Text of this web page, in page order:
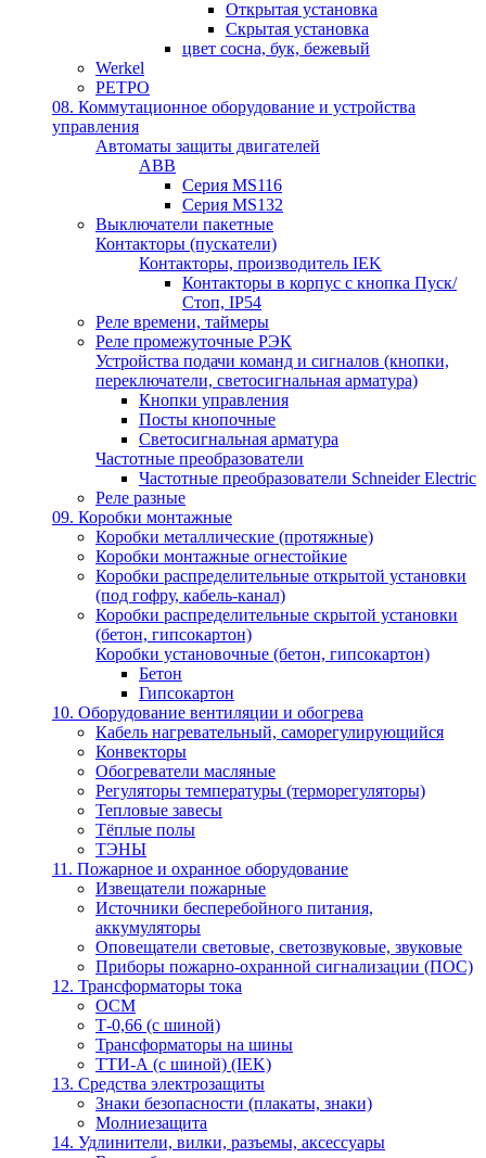
Открытая установка
Скрытая установка
цвет сосна, бук, бежевый
Werkel
РЕТРО
08. Коммутационное оборудование и устройства
управления
Автоматы защиты двигателей
ABB
Серия MS116
Серия MS132
Выключатели пакетные
Контакторы (пускатели)
Контакторы, производитель IEK
Контакторы в корпус с кнопка Пуск/
Стоп, IP54
Реле времени, таймеры
Реле промежуточные РЭК
Устройства подачи команд и сигналов (кнопки,
переключатели, светосигнальная арматура)
Кнопки управления
Посты кнопочные
Светосигнальная арматура
Частотные преобразователи
Частотные преобразователи Schneider Electric
Реле разные
09. Коробки монтажные
Коробки металлические (протяжные)
Коробки монтажные огнестойкие
Коробки распределительные открытой установки
(под гофру, кабель-канал)
Коробки распределительные скрытой установки
(бетон, гипсокартон)
Коробки установочные (бетон, гипсокартон)
Бетон
Гипсокартон
10. Оборудование вентиляции и обогрева
Кабель нагревательный, саморегулирующийся
Конвекторы
Обогреватели масляные
Регуляторы температуры (терморегуляторы)
Тепловые завесы
Тёплые полы
ТЭНЫ
11. Пожарное и охранное оборудование
Извещатели пожарные
Источники бесперебойного питания,
аккумуляторы
Оповещатели световые, светозвуковые, звуковые
Приборы пожарно-охранной сигнализации (ПОС)
12. Трансформаторы тока
ОСМ
Т-0,66 (с шиной)
Трансформаторы на шины
ТТИ-А (с шиной) (IEK)
13. Средства электрозащиты
Знаки безопасности (плакаты, знаки)
Молниезащита
14. Удлинители, вилки, разъемы, аксессуары